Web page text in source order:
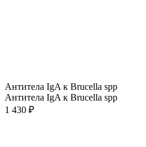
Антитела IgA к Brucella spp
Антитела IgA к Brucella spp
1 430 ₽